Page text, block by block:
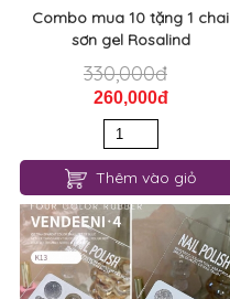
Combo mua 10 tặng 1 chai
sơn gel Rosalind
330,000đ
260,000đ
Thêm vào giỏ